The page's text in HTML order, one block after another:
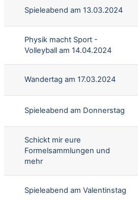
Spieleabend am 13.03.2024
Physik macht Sport -
Volleyball am 14.04.2024
Wandertag am 17.03.2024
Spieleabend am Donnerstag
Schickt mir eure
Formelsammlungen und
mehr
Spieleabend am Valentinstag